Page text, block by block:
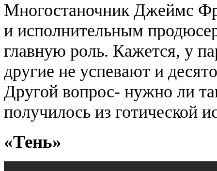
Многостаночник Джеймс
и исполнительным
главную роль. Кажется, у
другие не успевают и
Другой вопрос- нужно ли
получилось из готической
«Тень»